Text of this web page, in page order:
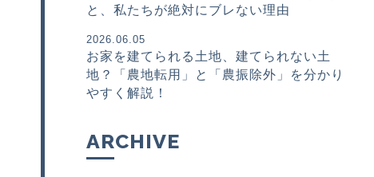
と、私たちが絶対にブレない理由
2026.06.05
お家を建てられる土地、建てられない土
地？「農地転用」と「農振除外」を分かり
やすく解説！
ARCHIVE